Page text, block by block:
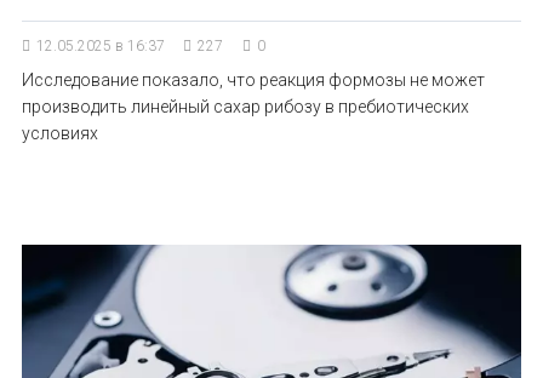
12.05.2025 в 16:37 227 0
Исследование показало, что реакция формозы не может
производить линейный сахар рибозу в пребиотических
условиях